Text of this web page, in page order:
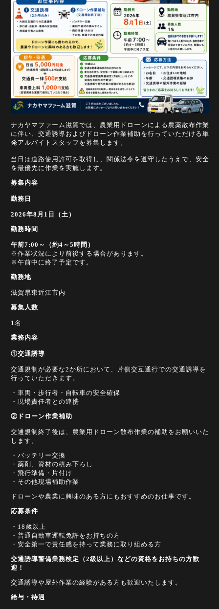
ナカヤマファーム滋賀では、農業用ドローンによる農薬散布作業
に伴い、交通誘導およびドローン作業補助を行っていただける単
発アルバイトスタッフを募集します。
当日は道路使用許可を取得し、関係法令を遵守したうえで、安全
を最優先に作業を実施します。
募集内容
勤務日
2026年8月1日（土）
勤務時間
午前7:00～（約4～5時間）
※作業状況により前後する場合があります。
※午前中に終了予定です。
勤務地
滋賀県東近江市内
募集人数
1名
業務内容
①交通誘導
交通規制が必要な2か所において、片側交互通行での交通誘導を
行っていただきます。
・車両・歩行者・自転車の安全確保
・現場責任者との連携
②ドローン作業補助
交通規制終了後は、農業用ドローン散布作業の補助をお願いいた
します。
・バッテリー交換
・薬剤、資材の積み下ろし
・飛行準備・片付け
・その他現場補助作業
ドローンや農業に興味のある方にもおすすめのお仕事です。
応募条件
・18歳以上
・普通自動車運転免許をお持ちの方
・安全第一で責任感を持って業務に取り組める方
交通誘導警備業務検定（2級以上）などの資格をお持ちの方歓
迎！
交通誘導や屋外作業の経験がある方も歓迎いたします。
給与・待遇